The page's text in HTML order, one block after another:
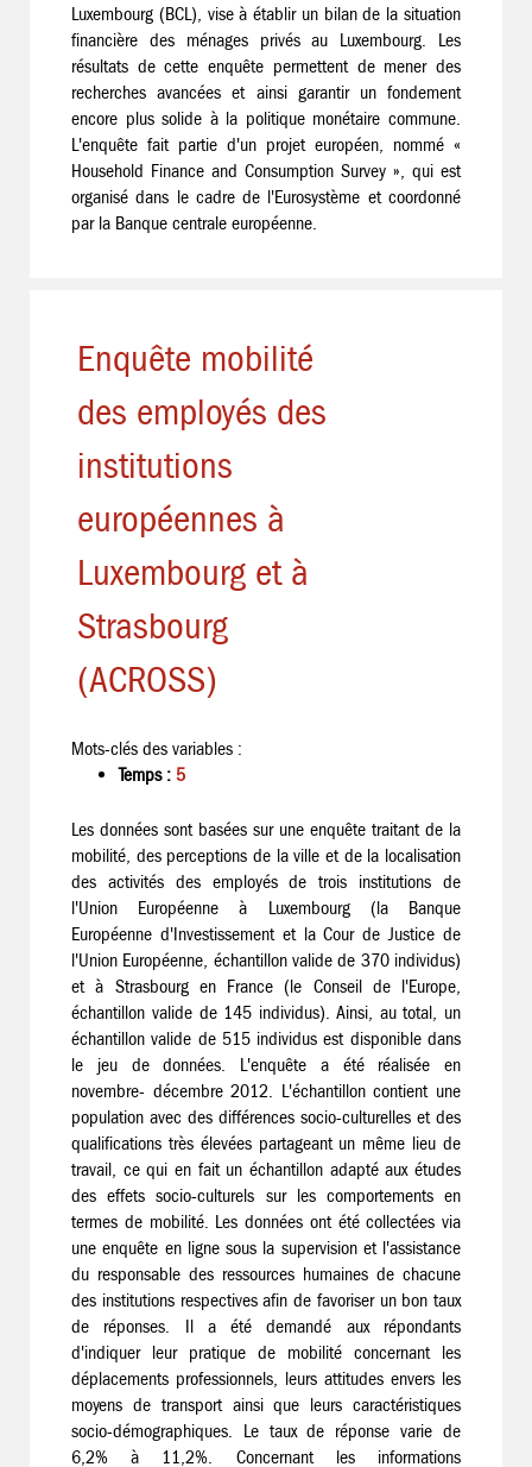
Luxembourg (BCL), vise à établir un bilan de la situation
financière des ménages privés au Luxembourg. Les
résultats de cette enquête permettent de mener des
recherches avancées et ainsi garantir un fondement
encore plus solide à la politique monétaire commune.
L'enquête fait partie d'un projet européen, nommé «
Household Finance and Consumption Survey », qui est
organisé dans le cadre de l'Eurosystème et coordonné
par la Banque centrale européenne.
Enquête mobilité
des employés des
institutions
européennes à
Luxembourg et à
Strasbourg
(ACROSS)
Mots-clés des variables :
Temps : 5
Les données sont basées sur une enquête traitant de la
mobilité, des perceptions de la ville et de la localisation
des activités des employés de trois institutions de
l'Union Européenne à Luxembourg (la Banque
Européenne d'Investissement et la Cour de Justice de
l'Union Européenne, échantillon valide de 370 individus)
et à Strasbourg en France (le Conseil de l'Europe,
échantillon valide de 145 individus). Ainsi, au total, un
échantillon valide de 515 individus est disponible dans
le jeu de données. L'enquête a été réalisée en
novembre- décembre 2012. L'échantillon contient une
population avec des différences socio-culturelles et des
qualifications très élevées partageant un même lieu de
travail, ce qui en fait un échantillon adapté aux études
des effets socio-culturels sur les comportements en
termes de mobilité. Les données ont été collectées via
une enquête en ligne sous la supervision et l'assistance
du responsable des ressources humaines de chacune
des institutions respectives afin de favoriser un bon taux
de réponses. Il a été demandé aux répondants
d'indiquer leur pratique de mobilité concernant les
déplacements professionnels, leurs attitudes envers les
moyens de transport ainsi que leurs caractéristiques
socio-démographiques. Le taux de réponse varie de
6,2% à 11,2%. Concernant les informations